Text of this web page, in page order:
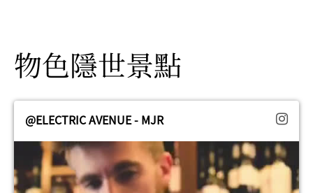
物色隱世景點
@ELECTRIC AVENUE - MJR